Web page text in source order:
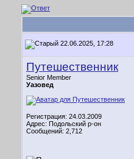
22.06.2025, 17:28
Путешественник
Senior Member
Уазовед
Регистрация: 24.03.2009
Адрес: Подольский р-он
Сообщений: 2,712